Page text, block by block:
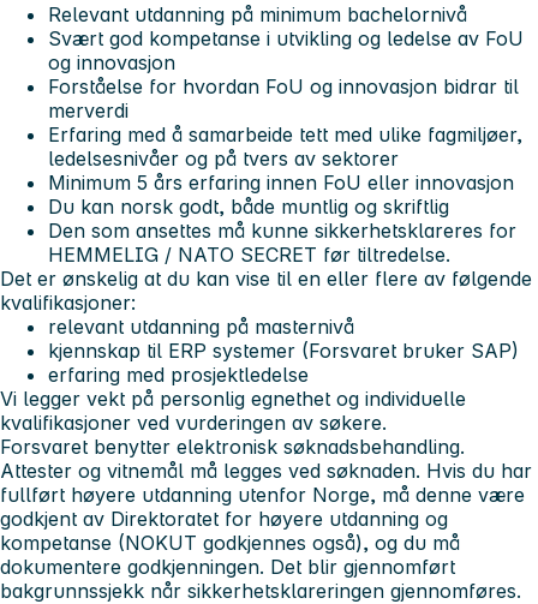
Relevant utdanning på minimum bachelornivå
Svært god kompetanse i utvikling og ledelse av FoU
og innovasjon
Forståelse for hvordan FoU og innovasjon bidrar til
merverdi
Erfaring med å samarbeide tett med ulike fagmiljøer,
ledelsesnivåer og på tvers av sektorer
Minimum 5 års erfaring innen FoU eller innovasjon
Du kan norsk godt, både muntlig og skriftlig
Den som ansettes må kunne sikkerhetsklareres for
HEMMELIG / NATO SECRET før tiltredelse.
Det er ønskelig at du kan vise til en eller flere av følgende
kvalifikasjoner:
relevant utdanning på masternivå
kjennskap til ERP systemer (Forsvaret bruker SAP)
erfaring med prosjektledelse
Vi legger vekt på personlig egnethet og individuelle
kvalifikasjoner ved vurderingen av søkere.
Forsvaret benytter elektronisk søknadsbehandling.
Attester og vitnemål må legges ved søknaden. Hvis du har
fullført høyere utdanning utenfor Norge, må denne være
godkjent av Direktoratet for høyere utdanning og
kompetanse (NOKUT godkjennes også), og du må
dokumentere godkjenningen. Det blir gjennomført
bakgrunnssjekk når sikkerhetsklareringen gjennomføres.